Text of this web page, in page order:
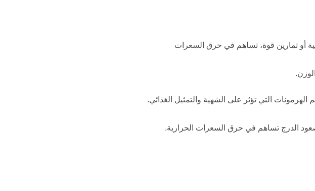
أو تمارين قوة، تساهم في حرق السعرات
الدرج تساهم في حرق السعرات الحرارية.